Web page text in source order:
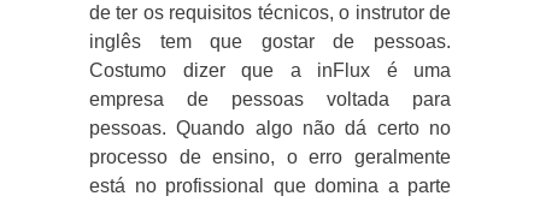
de ter os requisitos técnicos, o instrutor de
inglês tem que gostar de pessoas.
Costumo dizer que a inFlux é uma
empresa de pessoas voltada para
pessoas. Quando algo não dá certo no
processo de ensino, o erro geralmente
está no profissional que domina a parte